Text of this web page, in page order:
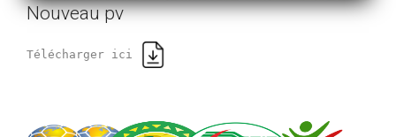
Nouveau pv
Télécharger ici